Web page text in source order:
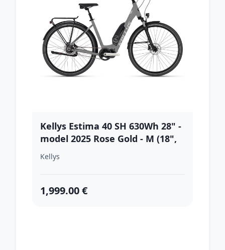
Kellys Estima 40 SH 630Wh 28" -
model 2025 Rose Gold - M (18",
165-180 cm)
Kellys
1,999.00 €